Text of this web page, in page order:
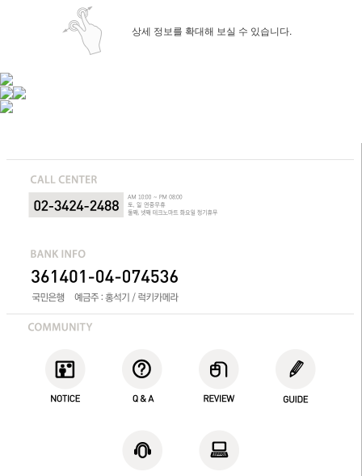
상세 정보를 확대해 보실 수 있습니다.